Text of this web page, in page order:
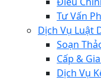
Tư Vấn
Dịch Vụ Luật
Soạn
Cấp &
Dịch Vụ